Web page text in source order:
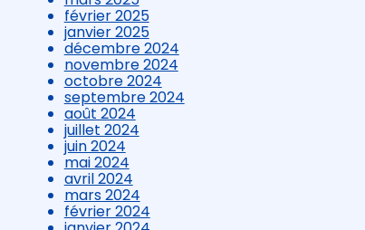
février 2025
janvier 2025
décembre 2024
novembre 2024
octobre 2024
septembre 2024
août 2024
juillet 2024
juin 2024
mai 2024
avril 2024
mars 2024
février 2024